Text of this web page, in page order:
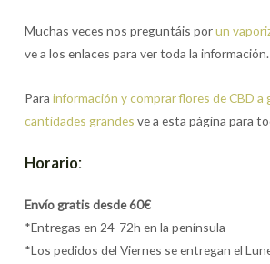
Muchas veces nos preguntáis porun
ve a los enlaces para ver toda la información.
Parainformación y comprar flores de CBD a
cantidades grandes ve a esta página para
Horario:
Envío gratis desde 60€
*Entregas en 24-72h en la península
*Los pedidos del Viernes se entregan el